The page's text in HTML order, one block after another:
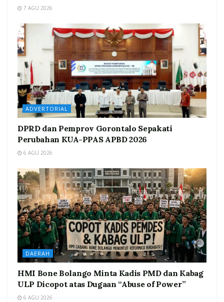
7 AGU 2026
ADVERTORIAL
DPRD dan Pemprov Gorontalo Sepakati
Perubahan KUA-PPAS APBD 2026
6 AGU 2026
DAERAH
HMI Bone Bolango Minta Kadis PMD dan Kabag
ULP Dicopot atas Dugaan “Abuse of Power”
6 AGU 2026